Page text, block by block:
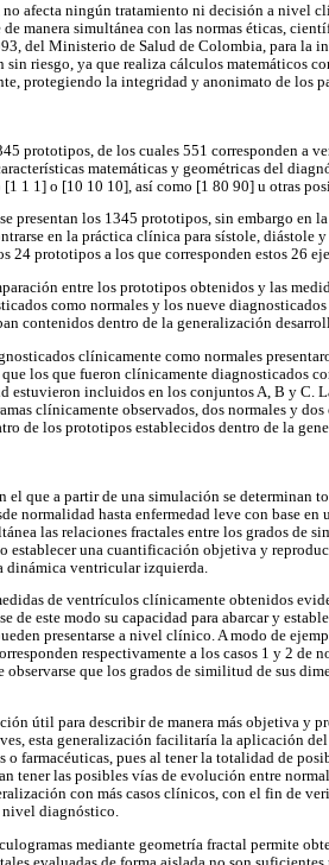
afecta ningún tratamiento ni decisión a nivel
manera simultánea con las normas éticas,
del Ministerio de Salud de Colombia, para la
riesgo, ya que realiza cálculos matemáticos
protegiendo la integridad y anonimato de los
prototipos, de los cuales 551 corresponden a
matemáticas y geométricas del
1 1] o [10 10 10], así como [1 80 90] u otras
presentan los 1345 prototipos, sin embargo en la
en la práctica clínica para sístole,
24 prototipos a los que corresponden estos 26
entre los prototipos obtenidos y las
como normales y los nueve
contenidos dentro de la generalización
clínicamente como normales
los que fueron clínicamente diagnosticados
estuvieron incluidos en los conjuntos A, B y C.
clínicamente observados, dos normales y
de los prototipos establecidos dentro de la
el que a partir de una simulación se determinan
normalidad hasta enfermedad leve con base
las relaciones fractales entre los grados
establecer una cuantificación objetiva y
dinámica ventricular izquierda.
de ventrículos clínicamente obtenidos
de este modo su capacidad para abarcar y
presentarse a nivel clínico. A modo de
respectivamente a los casos 1 y 2 de
observarse que los grados de similitud de sus
útil para describir de manera más objetiva y
esta generalización facilitaría la aplicación
farmacéuticas, pues al tener la totalidad de
tener las posibles vías de evolución entre
con más casos clínicos, con el fin de
nivel diagnóstico.
mediante geometría fractal permite